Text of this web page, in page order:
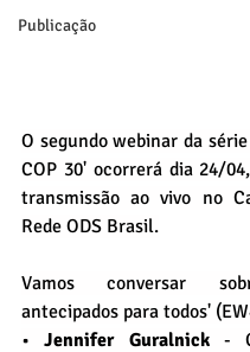
Publicação
O segundo webinar da
COP 30' ocorrerá dia 24/
transmissão ao vivo no
Rede ODS Brasil.
Vamos conversar
antecipados para todos'
• Jennifer Guralnick -